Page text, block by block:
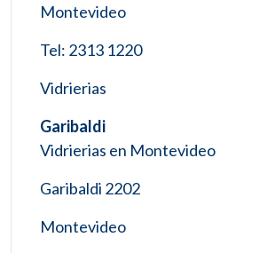
Montevideo
Tel: 2313 1220
Vidrierias
Garibaldi
Vidrierias en Montevideo
Garibaldi 2202
Montevideo